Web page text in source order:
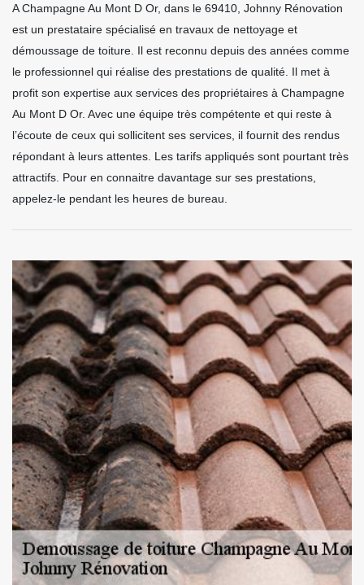
A Champagne Au Mont D Or, dans le 69410, Johnny Rénovation
est un prestataire spécialisé en travaux de nettoyage et
démoussage de toiture. Il est reconnu depuis des années comme
le professionnel qui réalise des prestations de qualité. Il met à
profit son expertise aux services des propriétaires à Champagne
Au Mont D Or. Avec une équipe très compétente et qui reste à
l’écoute de ceux qui sollicitent ses services, il fournit des rendus
répondant à leurs attentes. Les tarifs appliqués sont pourtant très
attractifs. Pour en connaitre davantage sur ses prestations,
appelez-le pendant les heures de bureau.